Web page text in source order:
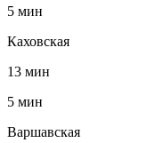
5 мин
Каховская
13 мин
5 мин
Варшавская